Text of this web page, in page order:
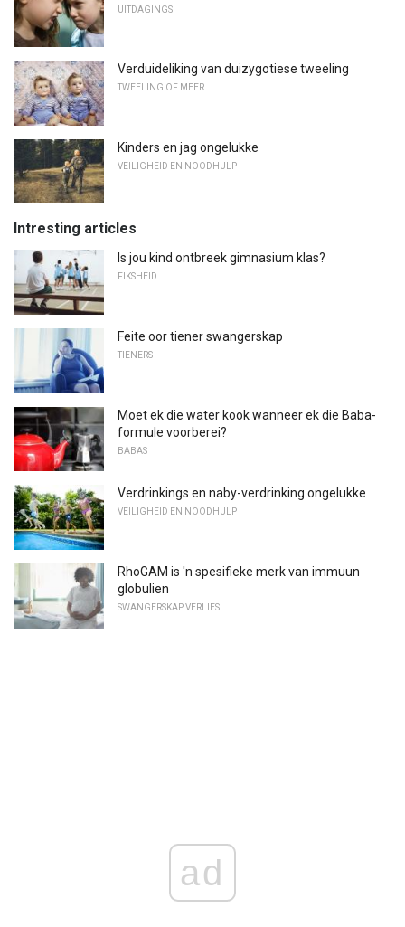
UITDAGINGS
Verduideliking van duizygotiese tweeling
TWEELING OF MEER
Kinders en jag ongelukke
VEILIGHEID EN NOODHULP
Intresting articles
Is jou kind ontbreek gimnasium klas?
FIKSHEID
Feite oor tiener swangerskap
TIENERS
Moet ek die water kook wanneer ek die Baba-
formule voorberei?
BABAS
Verdrinkings en naby-verdrinking ongelukke
VEILIGHEID EN NOODHULP
RhoGAM is 'n spesifieke merk van immuun
globulien
SWANGERSKAP VERLIES
ad